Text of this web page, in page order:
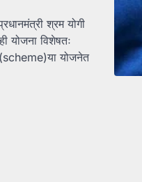
श्रम योगी
योजना विशेषतः
योजनेत